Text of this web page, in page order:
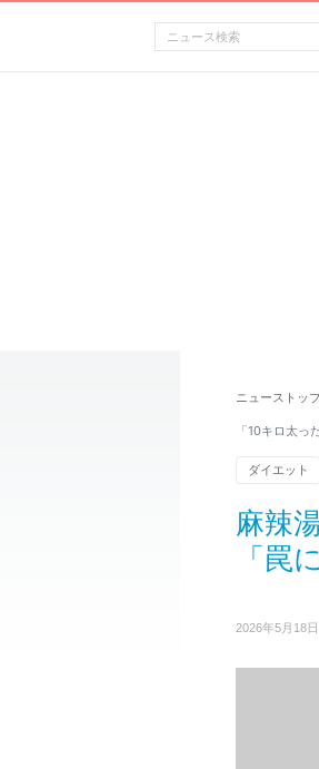
ニューストッ
「10キロ太
ダイエット
麻辣
「罠
2026年5月18